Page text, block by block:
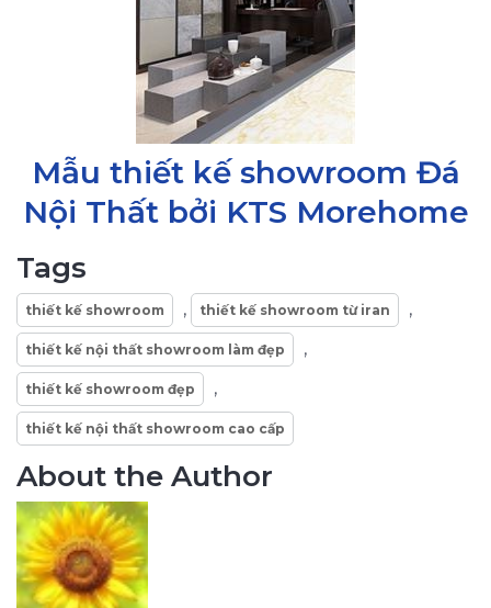
Mẫu thiết kế showroom Đá
Nội Thất bởi KTS Morehome
Tags
thiết kế showroom , thiết kế showroom từ iran ,
thiết kế nội thất showroom làm đẹp ,
thiết kế showroom đẹp ,
thiết kế nội thất showroom cao cấp
About the Author